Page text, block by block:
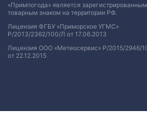
«Примпогода» является зарегистрированным
товарным знаком на территории РФ.
Лицензия ФГБУ «Приморское УГМС»
Р/2013/2362/100/Л от 17.06.2013
Лицензия ООО «Метеосервис» Р/2015/2946/
от 22.12.2015